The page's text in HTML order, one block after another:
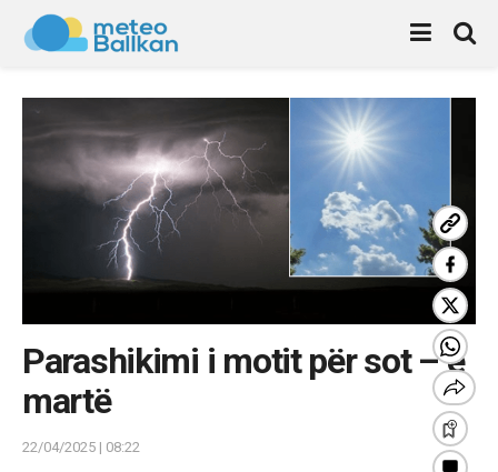
Parashikimi i motit për sot – e
martë
22/04/2025 | 08:22